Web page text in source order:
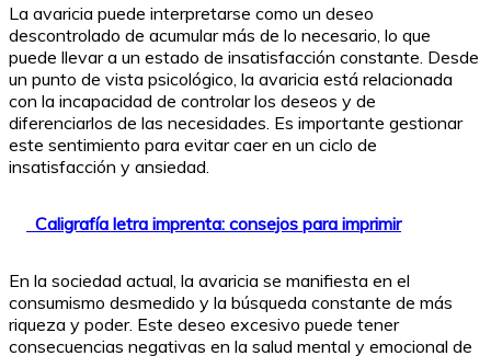
La avaricia puede interpretarse como un deseo
descontrolado de acumular más de lo necesario, lo que
puede llevar a un estado de insatisfacción constante. Desde
un punto de vista psicológico, la avaricia está relacionada
con la incapacidad de controlar los deseos y de
diferenciarlos de las necesidades. Es importante gestionar
este sentimiento para evitar caer en un ciclo de
insatisfacción y ansiedad.
Caligrafía letra imprenta: consejos para imprimir
En la sociedad actual, la avaricia se manifiesta en el
consumismo desmedido y la búsqueda constante de más
riqueza y poder. Este deseo excesivo puede tener
consecuencias negativas en la salud mental y emocional de